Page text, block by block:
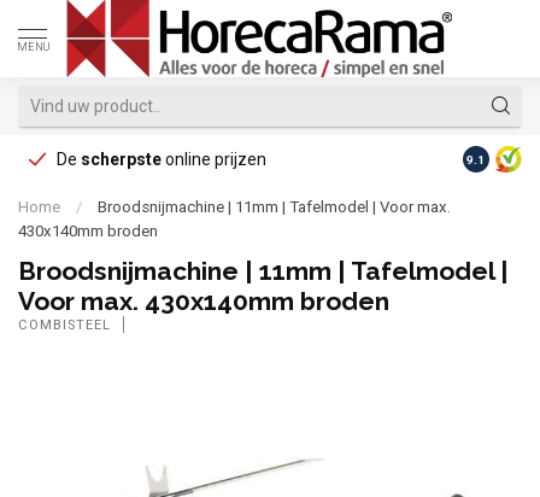
MENU
De scherpsteonline prijzen Op
9.1
Home /
Broodsnijmachine | 11mm | Tafelmodel | Voor max.
430x140mm broden
Broodsnijmachine | 11mm | Tafelmodel |
Voor max. 430x140mm broden
COMBISTEEL